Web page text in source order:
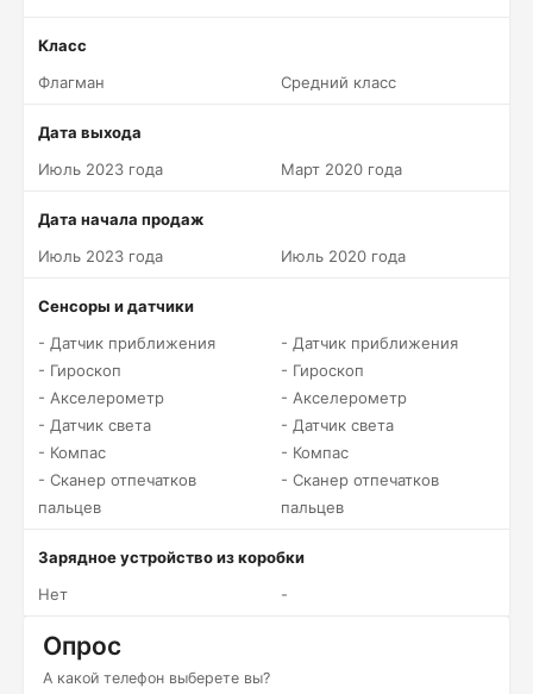
Класс
Флагман
Средний класс
Дата выхода
Июль 2023 года
Март 2020 года
Дата начала продаж
Июль 2023 года
Июль 2020 года
Сенсоры и датчики
- Датчик приближения
- Гироскоп
- Акселерометр
- Датчик света
- Компас
- Сканер отпечатков
пальцев
- Датчик приближения
- Гироскоп
- Акселерометр
- Датчик света
- Компас
- Сканер отпечатков
пальцев
Зарядное устройство из коробки
Нет
-
Опрос
А какой телефон выберете вы?